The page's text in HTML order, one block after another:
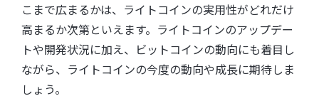
こまで広まるかは、ライトコインの実用性がどれだけ
高まるか次第といえます。ライトコインのアップデー
トや開発状況に加え、ビットコインの動向にも着目し
ながら、ライトコインの今度の動向や成長に期待しま
しょう。